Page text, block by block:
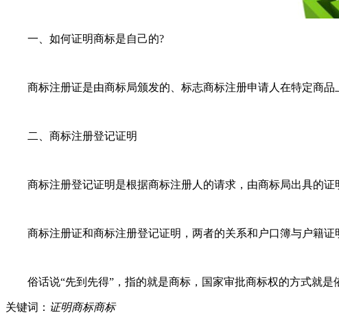
一、如何证明商标是自己的?
商标注册证是由商标局颁发的、标志商标注册申请人在特定商品
二、商标注册登记证明
商标注册登记证明是根据商标注册人的请求，由商标局出具的证
商标注册证和商标注册登记证明，两者的关系和户口簿与户籍证
俗话说“先到先得”，指的就是商标，国家审批商标权的方式就是
关键词： 证明商标商标